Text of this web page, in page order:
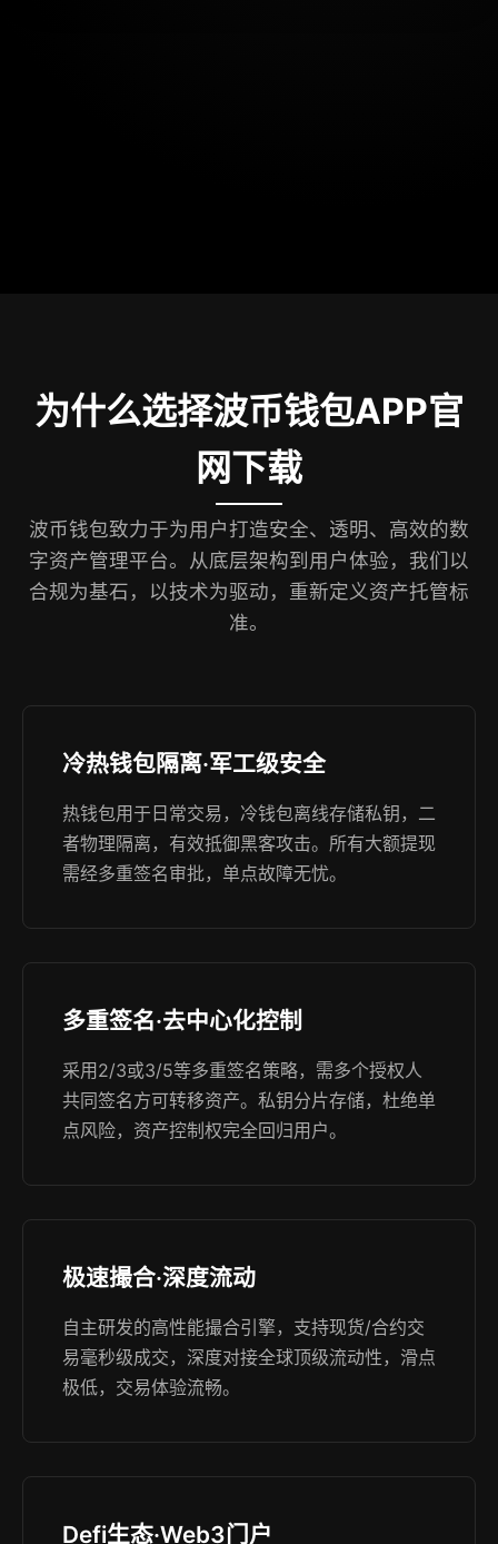
为什么选择波币钱包APP官
网下载
波币钱包致力于为用户打造安全、透明、高效的数
字资产管理平台。从底层架构到用户体验，我们以
合规为基石，以技术为驱动，重新定义资产托管标
准。
冷热钱包隔离·军工级安全
热钱包用于日常交易，冷钱包离线存储私钥，二
者物理隔离，有效抵御黑客攻击。所有大额提现
需经多重签名审批，单点故障无忧。
多重签名·去中心化控制
采用2/3或3/5等多重签名策略，需多个授权人
共同签名方可转移资产。私钥分片存储，杜绝单
点风险，资产控制权完全回归用户。
极速撮合·深度流动
自主研发的高性能撮合引擎，支持现货/合约交
易毫秒级成交，深度对接全球顶级流动性，滑点
极低，交易体验流畅。
Defi生态·Web3门户